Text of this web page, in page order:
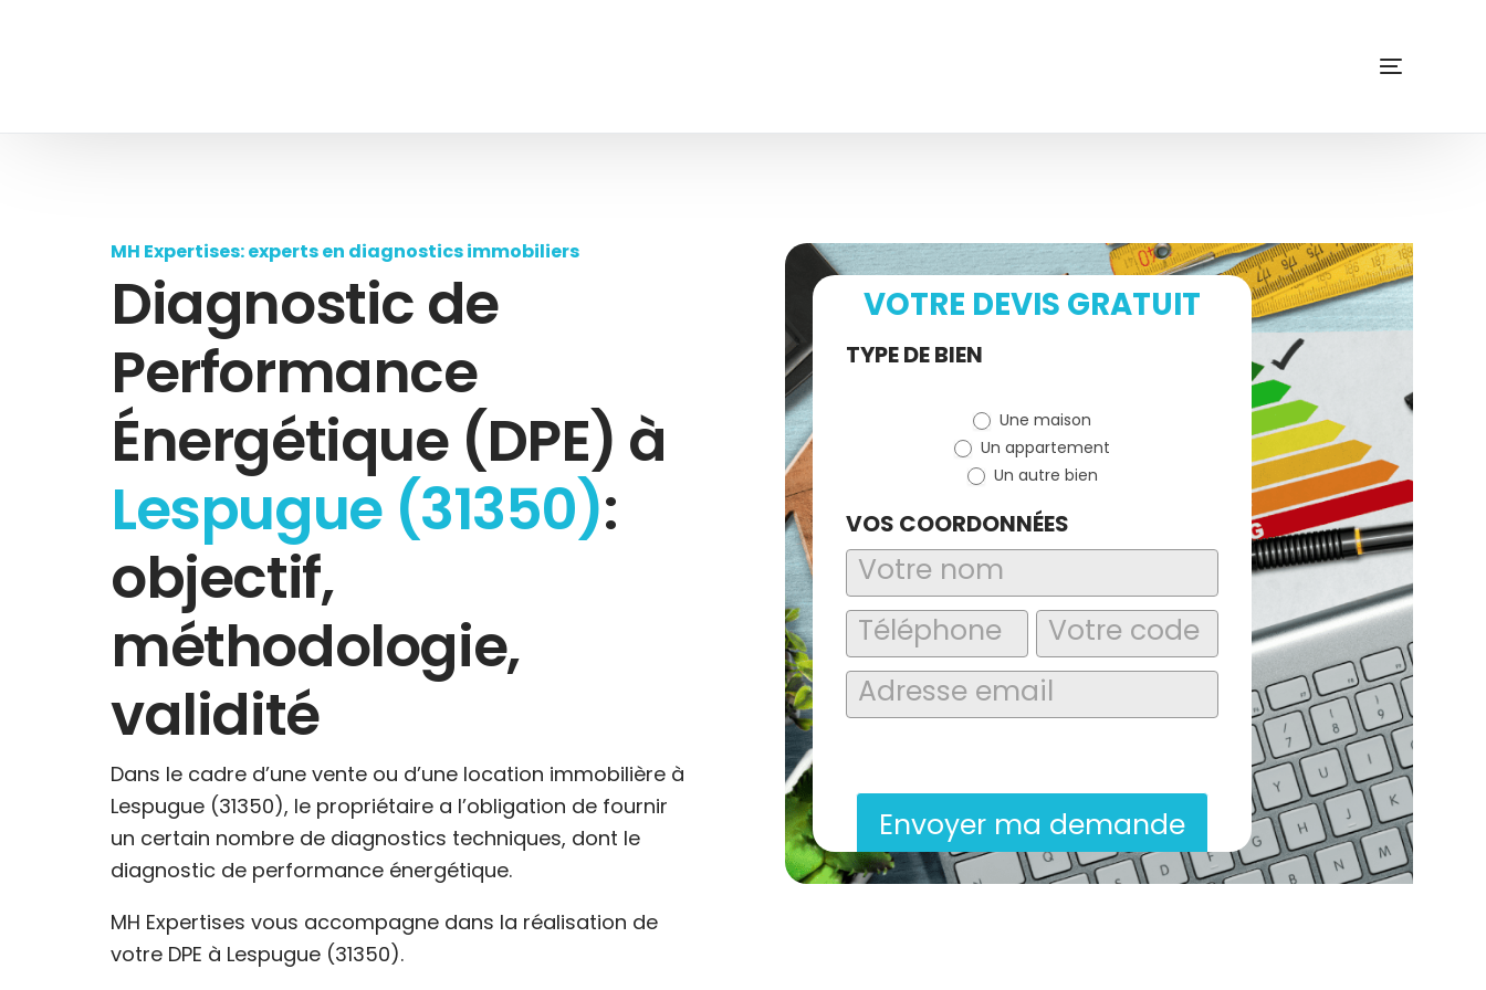
MH Expertises: experts en diagnostics immobiliers
Diagnostic de
Performance
Énergétique (DPE) à
Lespugue (31350):
objectif,
méthodologie,
validité
Dans le cadre d’une vente ou d’une location immobilière à
Lespugue (31350), le propriétaire a l’obligation de fournir
un certain nombre de diagnostics techniques, dont le
diagnostic de performance énergétique.
MH Expertises vous accompagne dans la réalisation de
votre DPE à Lespugue (31350).
VOTRE DEVIS GRATUIT
Demande
TYPE DE BIEN
Une maison
Un appartement
Un autre bien
VOS COORDONNÉES
Envoyer ma demande